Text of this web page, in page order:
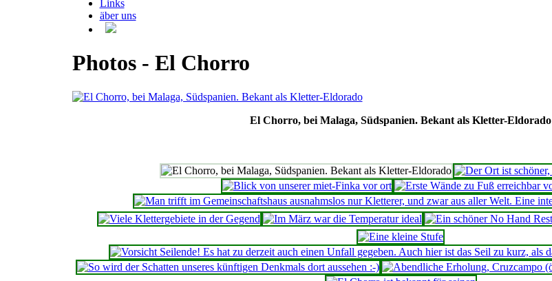
Links
äber uns
Photos - El Chorro
El Chorro, bei Malaga, Südspanien. Bekant als Kletter-Eldorado